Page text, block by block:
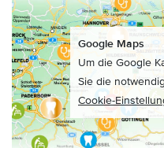
Google Maps
Um die Google
Sie die
Cookie-